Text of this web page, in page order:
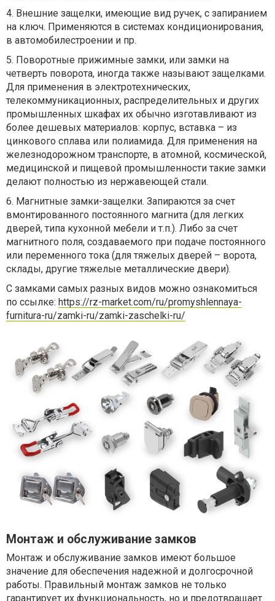
4. Внешние защелки, имеющие вид ручек, с запиранием
на ключ. Применяются в системах кондиционирования,
в автомобилестроении и пр.
5. Поворотные прижимные замки, или замки на
четверть поворота, иногда также называют защелками.
Для применения в электротехнических,
телекоммуникационных, распределительных и других
промышленных шкафах их обычно изготавливают из
более дешевых материалов: корпус, вставка – из
цинкового сплава или полиамида. Для применения на
железнодорожном транспорте, в атомной, космической,
медицинской и пищевой промышленности такие замки
делают полностью из нержавеющей стали.
6. Магнитные замки-защелки. Запираются за счет
вмонтированного постоянного магнита (для легких
дверей, типа кухонной мебели и т.п.). Либо за счет
магнитного поля, создаваемого при подаче постоянного
или переменного тока (для тяжелых дверей – ворота,
склады, другие тяжелые металлические двери).
С замками самых разных видов можно ознакомиться
по ссылке: https://rz-market.com/ru/promyshlennaya-
furnitura-ru/zamki-ru/zamki-zaschelki-ru/
Монтаж и обслуживание замков
Монтаж и обслуживание замков имеют большое
значение для обеспечения надежной и долгосрочной
работы. Правильный монтаж замков не только
гарантирует их функциональность, но и предотвращает